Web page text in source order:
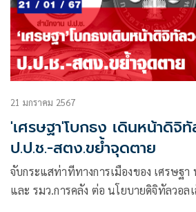
21 มกราคม 2567
'เศรษฐา'โบกธง เดินหน้าดิจิ
ป.ป.ช.-สตง.ขย้ำจุดตาย
จับกระแสท่าทีทางการเมืองของ เศรษฐ
และ รมว.การคลัง ต่อ นโยบายดิจิทัลวอล